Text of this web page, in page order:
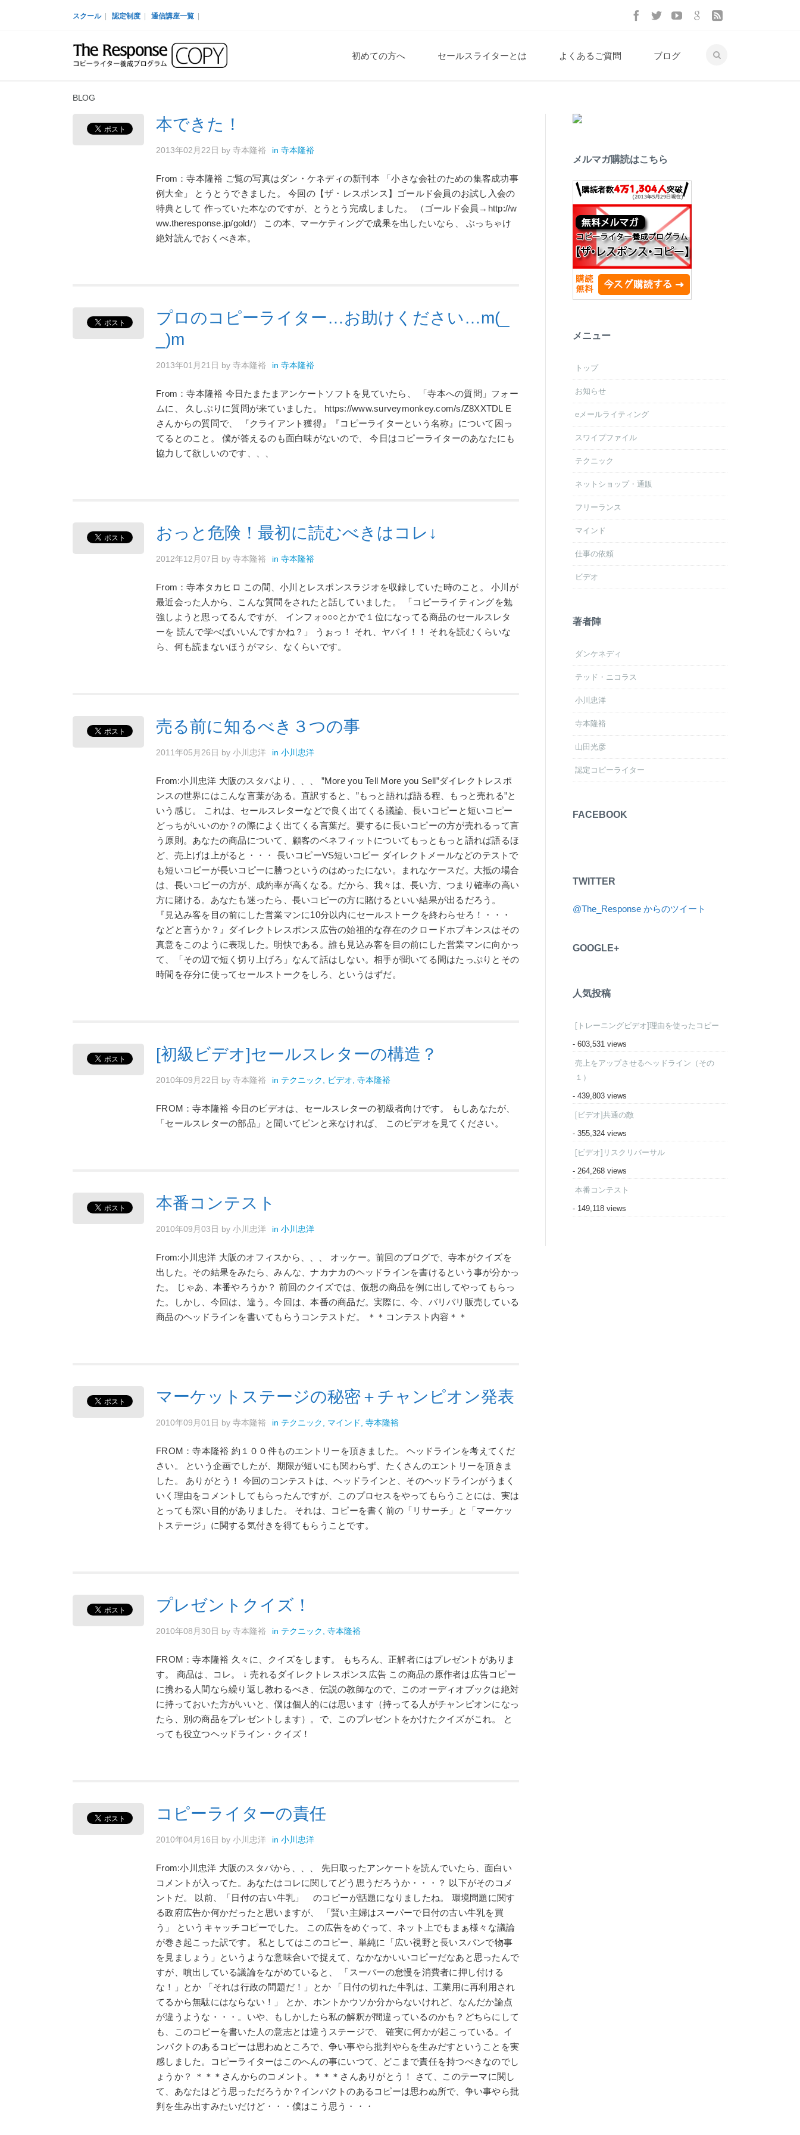
スクール 認定制度 通信講座一覧
初めての方へ セールスライターとは よくあるご質問 ブログ
BLOG
本できた！
2013年02月22日 by 寺本隆裕 in 寺本隆裕
From：寺本隆裕 ご覧の写真はダン・ケネディの新刊本 「小さな会社のための集客成功事
例大全」 とうとうできました。 今回の【ザ・レスポンス】ゴールド会員のお試し入会の
特典として 作っていた本なのですが、とうとう完成しました。 （ゴールド会員→http://w
ww.theresponse.jp/gold/） この本、マーケティングで成果を出したいなら、 ぶっちゃけ
絶対読んでおくべき本。
プロのコピーライター…お助けください…m(_
_)m
2013年01月21日 by 寺本隆裕 in 寺本隆裕
From：寺本隆裕 今日たまたまアンケートソフトを見ていたら、 「寺本への質問」フォー
ムに、 久しぶりに質問が来ていました。 https://www.surveymonkey.com/s/Z8XXTDL E
さんからの質問で、 『クライアント獲得』『コピーライターという名称』について困っ
てるとのこと。 僕が答えるのも面白味がないので、 今日はコピーライターのあなたにも
協力して欲しいのです、、、
おっと危険！最初に読むべきはコレ↓
2012年12月07日 by 寺本隆裕 in 寺本隆裕
From：寺本タカヒロ この間、小川とレスポンスラジオを収録していた時のこと。 小川が
最近会った人から、こんな質問をされたと話していました。 「コピーライティングを勉
強しようと思ってるんですが、 インフォ○○○とかで１位になってる商品のセールスレタ
ーを 読んで学べばいいんですかね？」 うぉっ！ それ、ヤバイ！！ それを読むくらいな
ら、何も読まないほうがマシ、なくらいです。
売る前に知るべき３つの事
2011年05月26日 by 小川忠洋 in 小川忠洋
From:小川忠洋 大阪のスタバより、、、 ”More you Tell More you Sell”ダイレクトレスポ
ンスの世界にはこんな言葉がある。直訳すると、”もっと語れば語る程、もっと売れる”と
いう感じ。 これは、セールスレターなどで良く出てくる議論、長いコピーと短いコピー
どっちがいいのか？の際によく出てくる言葉だ。要するに長いコピーの方が売れるって言
う原則。あなたの商品について、顧客のベネフィットについてもっともっと語れば語るほ
ど、売上げは上がると・・・ 長いコピーVS短いコピー ダイレクトメールなどのテストで
も短いコピーが長いコピーに勝つというのはめったにない。まれなケースだ。大抵の場合
は、長いコピーの方が、成約率が高くなる。だから、我々は、長い方、つまり確率の高い
方に賭ける。あなたも迷ったら、長いコピーの方に賭けるといい結果が出るだろう。
『見込み客を目の前にした営業マンに10分以内にセールストークを終わらせろ！・・・
などと言うか？』ダイレクトレスポンス広告の始祖的な存在のクロードホプキンスはその
真意をこのように表現した。明快である。誰も見込み客を目の前にした営業マンに向かっ
て、「その辺で短く切り上げろ」なんて話はしない。相手が聞いてる間はたっぷりとその
時間を存分に使ってセールストークをしろ、というはずだ。
[初級ビデオ]セールスレターの構造？
2010年09月22日 by 寺本隆裕 in テクニック ビデオ 寺本隆裕
FROM：寺本隆裕 今日のビデオは、セールスレターの初級者向けです。 もしあなたが、
「セールスレターの部品」と聞いてピンと来なければ、 このビデオを見てください。
本番コンテスト
2010年09月03日 by 小川忠洋 in 小川忠洋
From:小川忠洋 大阪のオフィスから、、、 オッケー。前回のブログで、寺本がクイズを
出した。その結果をみたら、みんな、ナカナカのヘッドラインを書けるという事が分かっ
た。 じゃあ、本番やろうか？ 前回のクイズでは、仮想の商品を例に出してやってもらっ
た。しかし、今回は、違う。今回は、本番の商品だ。実際に、今、バリバリ販売している
商品のヘッドラインを書いてもらうコンテストだ。 ＊＊コンテスト内容＊＊
マーケットステージの秘密＋チャンピオン発表
2010年09月01日 by 寺本隆裕 in テクニック マインド 寺本隆裕
FROM：寺本隆裕 約１００件ものエントリーを頂きました。 ヘッドラインを考えてくだ
さい。 という企画でしたが、期限が短いにも関わらず、たくさんのエントリーを頂きま
した。 ありがとう！ 今回のコンテストは、ヘッドラインと、そのヘッドラインがうまく
いく理由をコメントしてもらったんですが、このプロセスをやってもらうことには、実は
とっても深い目的がありました。 それは、コピーを書く前の「リサーチ」と「マーケッ
トステージ」に関する気付きを得てもらうことです。
プレゼントクイズ！
2010年08月30日 by 寺本隆裕 in テクニック 寺本隆裕
FROM：寺本隆裕 久々に、クイズをします。 もちろん、正解者にはプレゼントがありま
す。 商品は、コレ。 ↓ 売れるダイレクトレスポンス広告 この商品の原作者は広告コピー
に携わる人間なら繰り返し教わるべき、伝説の教師なので、このオーディオブックは絶対
に持っておいた方がいいと、僕は個人的には思います（持ってる人がチャンピオンになっ
たら、別の商品をプレゼントします）。で、このプレゼントをかけたクイズがこれ。 と
っても役立つヘッドライン・クイズ！
コピーライターの責任
2010年04月16日 by 小川忠洋 in 小川忠洋
From:小川忠洋 大阪のスタバから、、、 先日取ったアンケートを読んでいたら、面白い
コメントが入ってた。あなたはコレに関してどう思うだろうか・・・？ 以下がそのコメ
ントだ。 以前、「日付の古い牛乳」 のコピーが話題になりましたね。 環境問題に関す
る政府広告か何かだったと思いますが、 「賢い主婦はスーパーで日付の古い牛乳を買
う」 というキャッチコピーでした。 この広告をめぐって、ネット上でもまぁ様々な議論
が巻き起こった訳です。 私としてはこのコピー、単純に「広い視野と長いスパンで物事
を見ましょう」というような意味合いで捉えて、なかなかいいコピーだなあと思ったんで
すが、噴出している議論をながめていると、 「スーパーの怠慢を消費者に押し付ける
な！」とか 「それは行政の問題だ！」とか 「日付の切れた牛乳は、工業用に再利用され
てるから無駄にはならない！」 とか、ホントかウソか分からないけれど、なんだか論点
が違うような・・・。いや、もしかしたら私の解釈が間違っているのかも？どちらにして
も、このコピーを書いた人の意志とは違うステージで、 確実に何かが起こっている。イ
ンパクトのあるコピーは思わぬところで、争い事やら批判やらを生みだすということを実
感しました。コピーライターはこのへんの事にいつて、どこまで責任を持つべきなのでし
ょうか？ ＊＊＊さんからのコメント。＊＊＊さんありがとう！ さて、このテーマに関し
て、あなたはどう思っただろうか？インパクトのあるコピーは思わぬ所で、争い事やら批
判を生み出すみたいだけど・・・僕はこう思う・・・
メルマガ購読はこちら
メニュー
トップ
お知らせ
eメールライティング
スワイプファイル
テクニック
ネットショップ・通販
フリーランス
マインド
仕事の依頼
ビデオ
著者陣
ダンケネディ
テッド・ニコラス
小川忠洋
寺本隆裕
山田光彦
認定コピーライター
FACEBOOK
TWITTER
@The_Response からのツイート
GOOGLE+
人気投稿
[トレーニングビデオ]理由を使ったコピー
- 603,531 views
売上をアップさせるヘッドライン（その
１）
- 439,803 views
[ビデオ]共通の敵
- 355,324 views
[ビデオ]リスクリバーサル
- 264,268 views
本番コンテスト
- 149,118 views